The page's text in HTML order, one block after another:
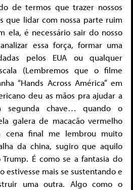
de termos que trazer nossos
que lidar com nossa parte ruim
ela, é necessário sair do nosso
essa força, formar uma
pelos EUA ou qualquer
(Lembremos que o filme
“Hands Across América” em
deu as mãos pra ajudar a
segunda chave… quando o
galera de macacão vermelho
cena final me lembrou muito
da china, sugiro que aquilo
É como se a fantasia do
estivesse mais se sustentando e
uma outra. Algo como o